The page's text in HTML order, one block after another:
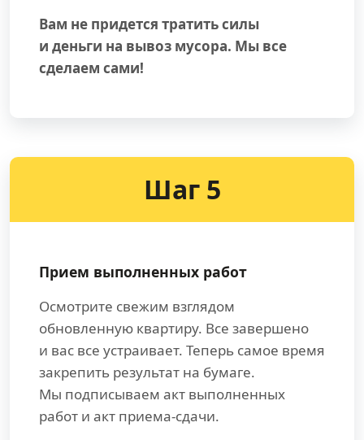
Вам не придется тратить силы
и деньги на вывоз мусора. Мы все
сделаем сами!
Шаг 5
Прием выполненных работ
Осмотрите свежим взглядом
обновленную квартиру. Все завершено
и вас все устраивает. Теперь самое время
закрепить результат на бумаге.
Мы подписываем акт выполненных
работ и акт приема-сдачи.